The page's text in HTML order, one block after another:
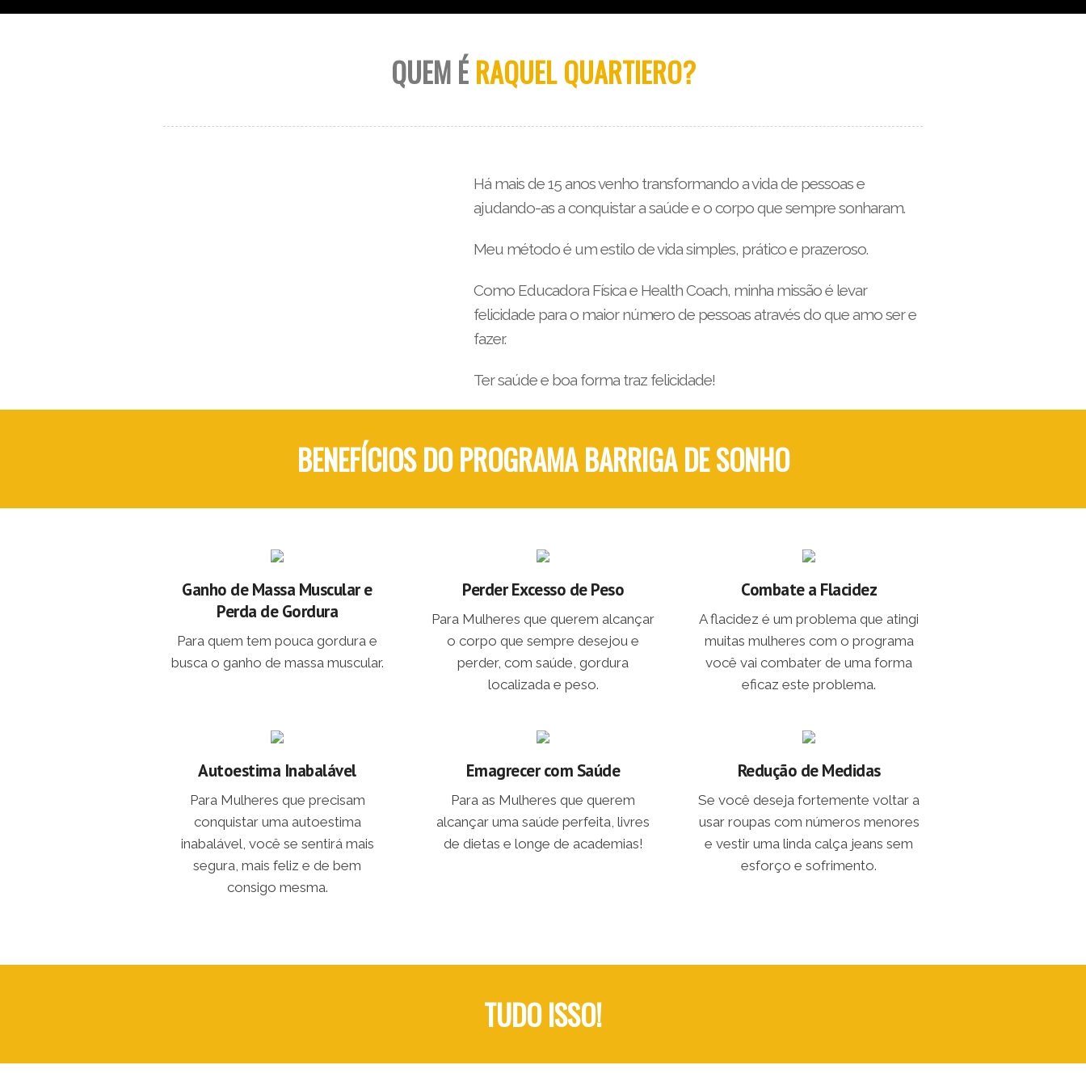
QUEM É RAQUEL QUARTIERO?
Há mais de 15 anos venho transformando a vida de pessoas e
ajudando-as a conquistar a saúde e o corpo que sempre sonharam.
Meu método é um estilo de vida simples, prático e prazeroso.
Como Educadora Física e Health Coach, minha missão é levar
felicidade para o maior número de pessoas através do que amo ser e
fazer.
Ter saúde e boa forma traz felicidade!
BENEFÍCIOS DO PROGRAMA BARRIGA DE SONHO
Ganho de Massa Muscular e
Perda de Gordura
Para quem tem pouca gordura e
busca o ganho de massa muscular.
Perder Excesso de Peso
Para Mulheres que querem alcançar
o corpo que sempre desejou e
perder, com saúde, gordura
localizada e peso.
Combate a Flacidez
A flacidez é um problema que atingi
muitas mulheres com o programa
você vai combater de uma forma
eficaz este problema.
Autoestima Inabalável
Para Mulheres que precisam
conquistar uma autoestima
inabalável, você se sentirá mais
segura, mais feliz e de bem
consigo mesma.
Emagrecer com Saúde
Para as Mulheres que querem
alcançar uma saúde perfeita, livres
de dietas e longe de academias!
Redução de Medidas
Se você deseja fortemente voltar a
usar roupas com números menores
e vestir uma linda calça jeans sem
esforço e sofrimento.
TUDO ISSO!